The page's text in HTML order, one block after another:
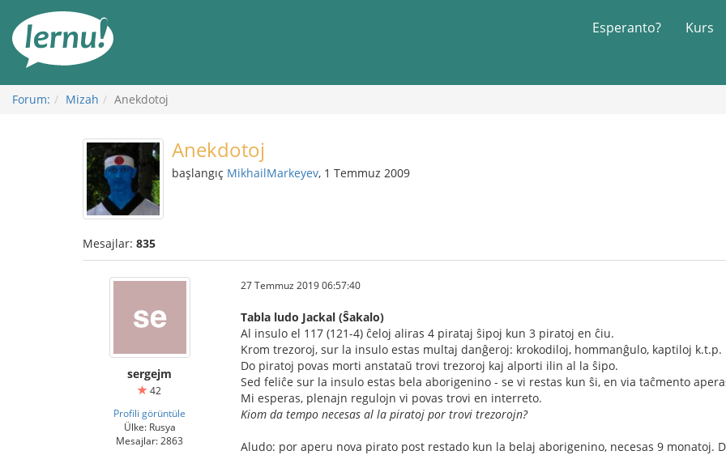
Görüntüleme
Esperanto? Kurs
Forum: Mizah Anekdotoj
Anekdotoj
başlangıç MikhailMarkeyev, 1 Temmuz 2009
Mesajlar: 835
sergejm
42
Profili görüntüle
Ülke: Rusya
Mesajlar: 2863
27 Temmuz 2019 06:57:40
Tabla ludo Jackal (Ŝakalo)
Al insulo el 117 (121-4) ĉeloj aliras 4 pirataj ŝipoj kun 3 piratoj en ĉiu.
Krom trezoroj, sur la insulo estas multaj danĝeroj: krokodiloj, hommanĝulo, kaptiloj k.t.p.
Do piratoj povas morti anstataŭ trovi trezoroj kaj alporti ilin al la ŝipo.
Sed feliĉe sur la insulo estas bela aborigenino - se vi restas kun ŝi, en via taĉmento
Mi esperas, plenajn regulojn vi povas trovi en interreto.
Kiom da tempo necesas al la piratoj por trovi trezorojn?
Aludo: por aperu nova pirato post restado kun la belaj aborigenino, necesas 9 monatoj.